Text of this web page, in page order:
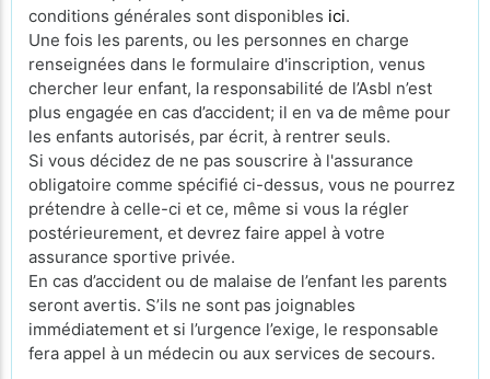
conditions générales sont disponibles ici.
Une fois les parents, ou les personnes en charge
renseignées dans le formulaire d'inscription, venus
chercher leur enfant, la responsabilité de l’Asbl n’est
plus engagée en cas d’accident; il en va de même pour
les enfants autorisés, par écrit, à rentrer seuls.
Si vous décidez de ne pas souscrire à l'assurance
obligatoire comme spécifié ci-dessus, vous ne pourrez
prétendre à celle-ci et ce, même si vous la régler
postérieurement, et devrez faire appel à votre
assurance sportive privée.
En cas d’accident ou de malaise de l’enfant les parents
seront avertis. S’ils ne sont pas joignables
immédiatement et si l’urgence l’exige, le responsable
fera appel à un médecin ou aux services de secours.